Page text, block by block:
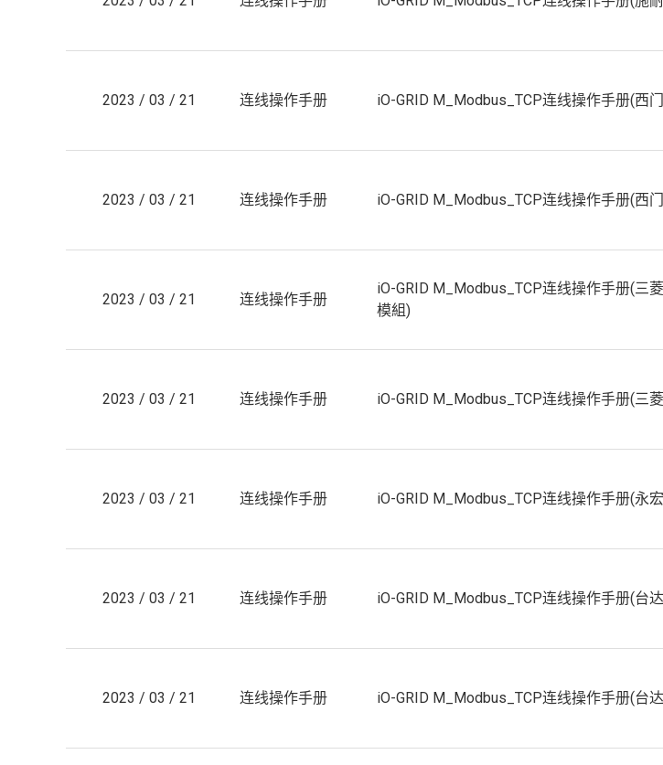
2023 / 03 / 21 连线操作手册 iO-GRID M_Modbus_TCP连线操作手册(西
2023 / 03 / 21 连线操作手册 iO-GRID M_Modbus_TCP连线操作手册(西
2023 / 03 / 21 连线操作手册
iO-GRID M_Modbus_TCP连线操作手册(三
模組)
2023 / 03 / 21 连线操作手册 iO-GRID M_Modbus_TCP连线操作手册(三
2023 / 03 / 21 连线操作手册 iO-GRID M_Modbus_TCP连线操作手册(永
2023 / 03 / 21 连线操作手册 iO-GRID M_Modbus_TCP连线操作手册(台
2023 / 03 / 21 连线操作手册 iO-GRID M_Modbus_TCP连线操作手册(台